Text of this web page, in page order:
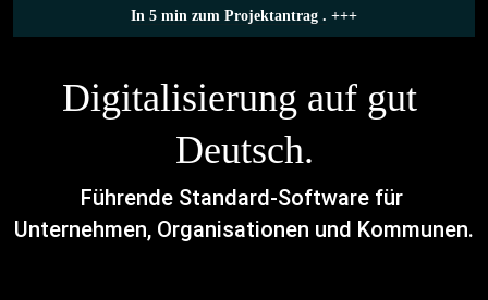
In 5 min zum Projektantrag . +++
Digitalisierung auf gut
Deutsch.
Führende Standard-Software für
Unternehmen, Organisationen und Kommunen.